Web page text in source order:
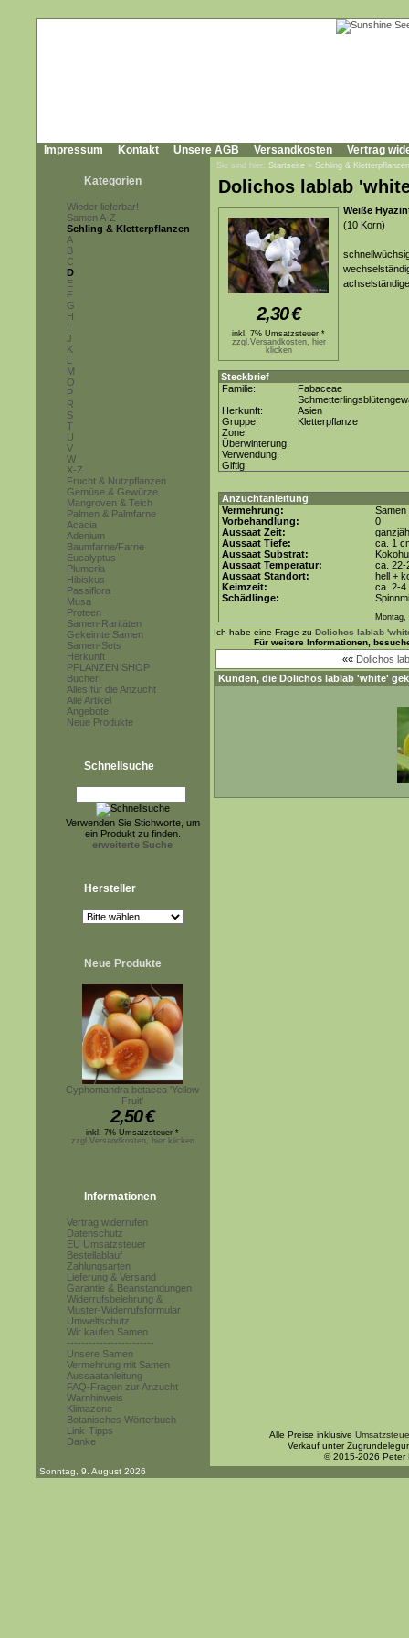
Impressum Kontakt Unsere AGB Versandkosten Vertrag
Kategorien
Wieder lieferbar!
Samen A-Z
Schling & Kletterpflanzen
A
B
C
D
E
F
G
H
I
J
K
L
M
O
P
R
S
T
U
V
W
X-Z
Frucht & Nutzpflanzen
Gemüse & Gewürze
Mangroven & Teich
Palmen & Palmfarne
Acacia
Adenium
Baumfarne/Farne
Eucalyptus
Plumeria
Hibiskus
Passiflora
Musa
Proteen
Samen-Raritäten
Gekeimte Samen
Samen-Sets
Herkunft
PFLANZEN SHOP
Bücher
Alles für die Anzucht
Alle Artikel
Angebote
Neue Produkte
Schnellsuche
Verwenden Sie Stichworte, um
ein Produkt zu finden.
erweiterte Suche
Hersteller
Neue Produkte
Cyphomandra betacea 'Yellow
Fruit'
2,50€
inkl. 7% Umsatzsteuer *
zzgl.Versandkosten, hier klicken
Informationen
Vertrag widerrufen
Datenschutz
EU Umsatzsteuer
Bestellablauf
Zahlungsarten
Lieferung & Versand
Garantie & Beanstandungen
Widerrufsbelehrung &
Muster-Widerrufsformular
Umweltschutz
Wir kaufen Samen
------------------------
Unsere Samen
Vermehrung mit Samen
Aussaatanleitung
FAQ-Fragen zur Anzucht
Warnhinweis
Klimazone
Botanisches Wörterbuch
Link-Tipps
Danke
Sie sind hier: Startseite » Schling & Kletterpflanzen
Dolichos lablab
2,30€
inkl. 7% Umsatzsteuer *
zzgl.Versandkosten, hier
klicken
Weiße
(10 Korn)
Steckbrief
Familie:
Fabaceae
Herkunft:
Asien
Gruppe:
Kletterpflanze
Zone:
Überwinterung:
Verwendung:
Giftig:
Anzuchtanleitung
Vermehrung:
Samen
Vorbehandlung:
0
Aussaat Zeit:
Aussaat Tiefe:
ca. 1
Aussaat Substrat:
Aussaat Temperatur:
ca. 22-
Aussaat Standort:
hell +
Keimzeit:
ca. 2-4
Schädlinge:
Montag,
Ich habe eine Frage zu Dolichos lablab
Für weitere Informationen,
«« Dolichos
Kunden, die Dolichos lablab 'white'
Alle Preise inklusive
Verkauf unter
© 2015-2026 Peter
Sonntag, 9. August 2026